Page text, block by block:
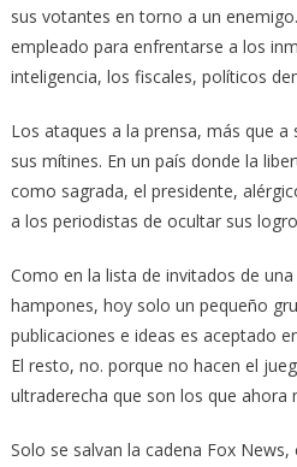
sus votantes en torno a un
empleado para enfrentarse a los
inteligencia, los fiscales, políticos
Los ataques a la prensa, más que
sus mítines. En un país donde la
como sagrada, el presidente,
a los periodistas de ocultar sus
Como en la lista de invitados de
hampones, hoy solo un pequeño
publicaciones e ideas es aceptado
El resto, no. porque no hacen el
ultraderecha que son los que ahora
Solo se salvan la cadena Fox